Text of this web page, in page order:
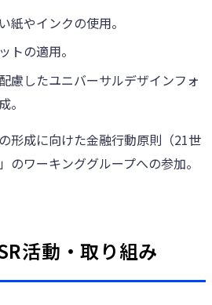
紙やインクの使用。
トの適用。
慮したユニバーサルデザインフォ
。
形成に向けた金融行動原則（21世
のワーキンググループへの参加。
活動・取り組み